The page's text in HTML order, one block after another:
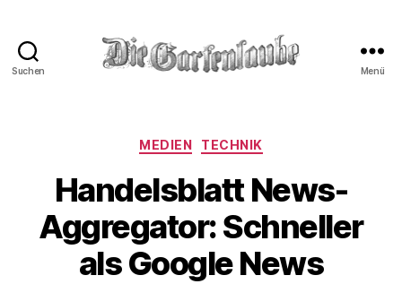
Suchen Menü
Kategorien
MEDIEN TECHNIK
Handelsblatt News-
Aggregator: Schneller
als Google News